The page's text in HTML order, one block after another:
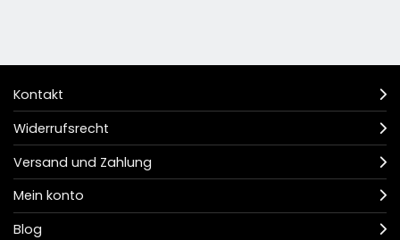
Kontakt
Widerrufsrecht
Versand und Zahlung
Mein konto
Blog